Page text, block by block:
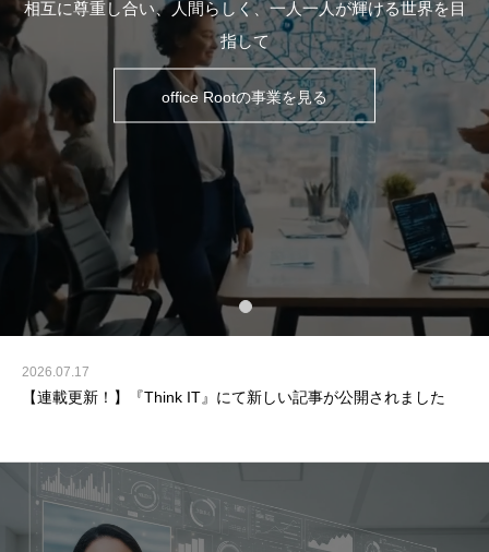
相互に尊重し合い、人間らしく、一人一人が輝ける世界を目
指して
office Rootの事業を見る
2026.07.17
【連載更新！】『Think IT』にて新しい記事が公開されました
2026.06.24
【連載更新！】『エンジニアtype』にて新しい記事が公開されま